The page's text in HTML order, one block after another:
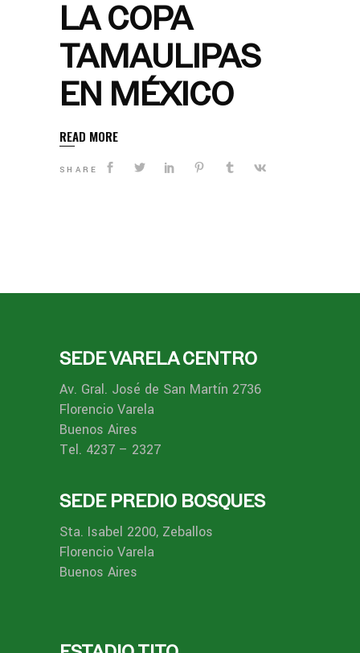
LA COPA
TAMAULIPAS
EN MÉXICO
READ MORE
SHARE
SEDE VARELA CENTRO
Av. Gral. José de San Martín 2736
Florencio Varela
Buenos Aires
Tel. 4237 – 2327
SEDE PREDIO BOSQUES
Sta. Isabel 2200, Zeballos
Florencio Varela
Buenos Aires